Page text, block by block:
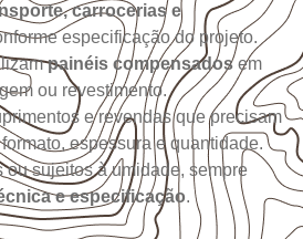
carrocerias e
especificação do projeto.
painéis compensadosem
ou revestimento.
e revendas que precisam
espessura e quantidade.
ou sujeitos à umidade, sempre
e especificação.